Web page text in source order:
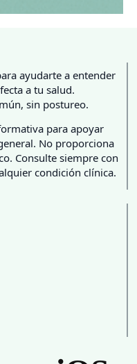
ayudarte a entender
a tu salud.
sin postureo.
para apoyar
No proporciona
Consulte siempre con
condición clínica.